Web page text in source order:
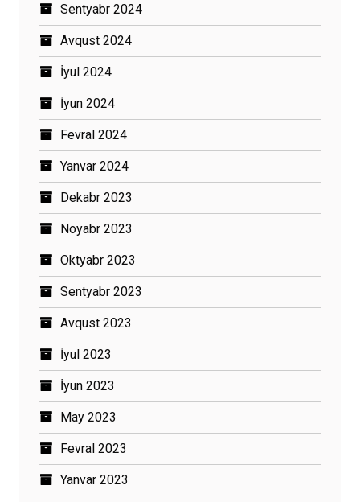
Sentyabr 2024
Avqust 2024
İyul 2024
İyun 2024
Fevral 2024
Yanvar 2024
Dekabr 2023
Noyabr 2023
Oktyabr 2023
Sentyabr 2023
Avqust 2023
İyul 2023
İyun 2023
May 2023
Fevral 2023
Yanvar 2023